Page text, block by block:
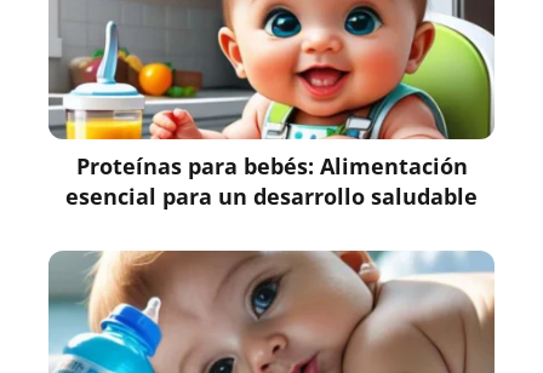
Proteínas para bebés: Alimentación
esencial para un desarrollo saludable